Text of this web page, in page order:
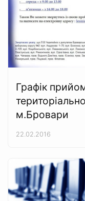
Графік
м.Бровари
22.02.2016